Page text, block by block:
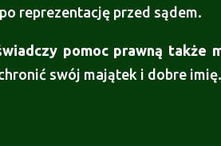
reprezentację przed sądem.
pomoc prawną także
swój majątek i dobre imię.